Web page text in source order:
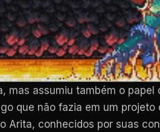
mas assumiu também o
que não fazia em um
Arita, conhecidos por suas